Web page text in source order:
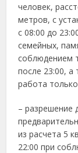
человек,
метров, с
с 08:00 до
семейных,
соблюдением
после 23:00, а
работа
– разрешение
из расчета 5
22:00 при